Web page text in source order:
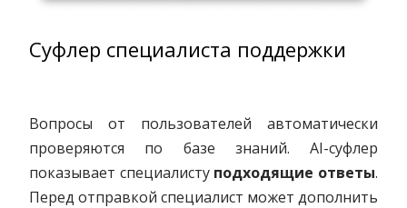
Суфлер специалиста поддержки
Вопросы от пользователей автоматически
проверяются по базе знаний. AI-суфлер
показывает специалисту подходящие ответы.
Перед отправкой специалист может дополнить